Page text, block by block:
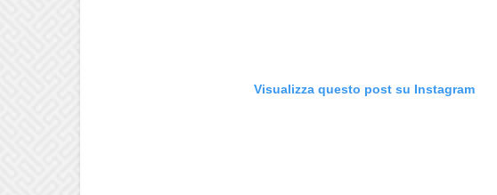
Visualizza questo post su Instagram